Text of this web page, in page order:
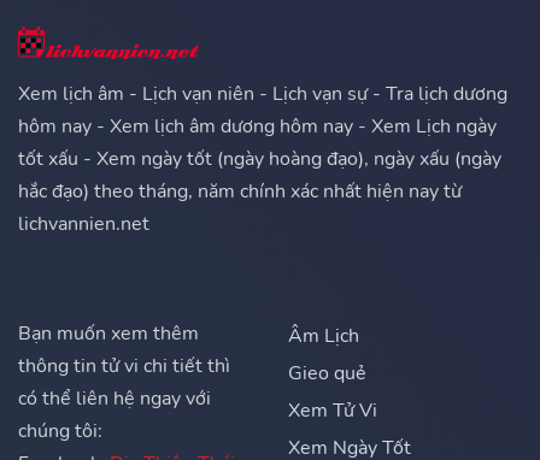
Xem lịch âm - Lịch vạn niên - Lịch vạn sự - Tra lịch dương
hôm nay - Xem lịch âm dương hôm nay - Xem Lịch ngày
tốt xấu - Xem ngày tốt (ngày hoàng đạo), ngày xấu (ngày
hắc đạo) theo tháng, năm chính xác nhất hiện nay từ
lichvannien.net
Bạn muốn xem thêm
thông tin tử vi chi tiết thì
có thể liên hệ ngay với
chúng tôi:
Âm Lịch
Gieo quẻ
Xem Tử Vi
Xem Ngày Tốt